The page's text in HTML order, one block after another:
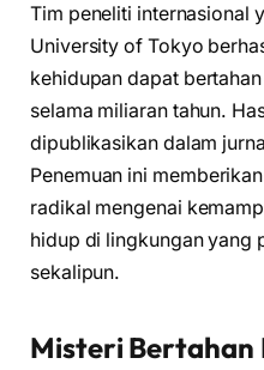
Tim peneliti internasional
University of Tokyo
kehidupan dapat
selama miliaran tahun.
dipublikasikan dalam
Penemuan ini
radikal mengenai
hidup di lingkungan yang
sekalipun.
Misteri Bertahan